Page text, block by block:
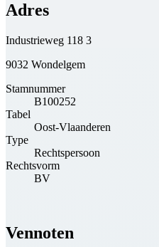
Adres
Industrieweg 118 3
9032 Wondelgem
Stamnummer
B100252
Tabel
Oost-Vlaanderen
Type
Rechtspersoon
Rechtsvorm
BV
Vennoten